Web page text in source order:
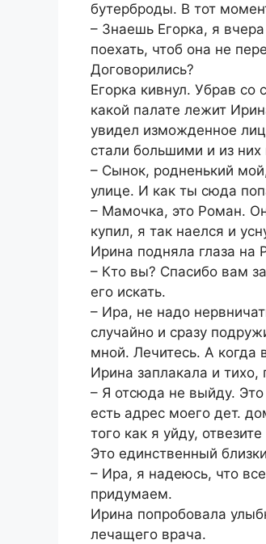
бутерброды. В тот
– Знаешь Егорка, я
поехать, чтоб она не
Договорились?
Егорка кивнул. Убрав
какой палате лежит
увидел изможденное
стали большими и из
– Сынок, родненький
улице. И как ты сюда
– Мамочка, это Роман.
купил, я так наелся и
Ирина подняла глаза на
– Кто вы? Спасибо вам
его искать.
– Ира, не надо
случайно и сразу
мной. Лечитесь. А когда
Ирина заплакала и тихо,
– Я отсюда не выйду. Это
есть адрес моего дет.
того как я уйду,
Это единственный
– Ира, я надеюсь, что
придумаем.
Ирина попробовала
лечащего врача.